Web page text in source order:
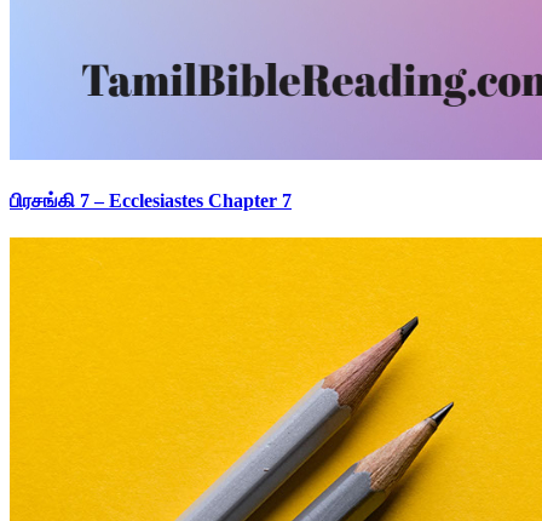
பிரசங்கி 7 – Ecclesiastes Chapter 7